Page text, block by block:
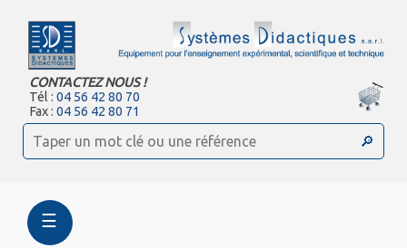
CONTACTEZ NOUS !
Tél :04 56 42 80 70
Fax :04 56 42 80 71
☰